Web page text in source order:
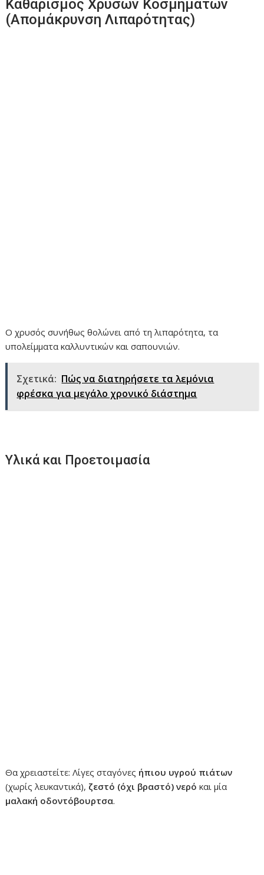
Καθαρισμός Χρυσών Κοσμημάτων
(Απομάκρυνση Λιπαρότητας)
Ο χρυσός συνήθως θολώνει από τη λιπαρότητα, τα
υπολείμματα καλλυντικών και σαπουνιών.
Σχετικά: Πώς να διατηρήσετε τα λεμόνια
φρέσκα για μεγάλο χρονικό διάστημα
Υλικά και Προετοιμασία
Θα χρειαστείτε: Λίγες σταγόνες ήπιου υγρού πιάτων
(χωρίς λευκαντικά), ζεστό (όχι βραστό) νερό και μία
μαλακή οδοντόβουρτσα.